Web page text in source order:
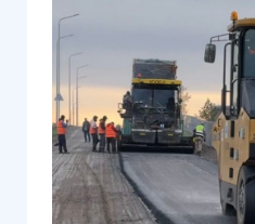
Организации
Мой участковый
Перекрытие дорог
Сервисы
Переводчик